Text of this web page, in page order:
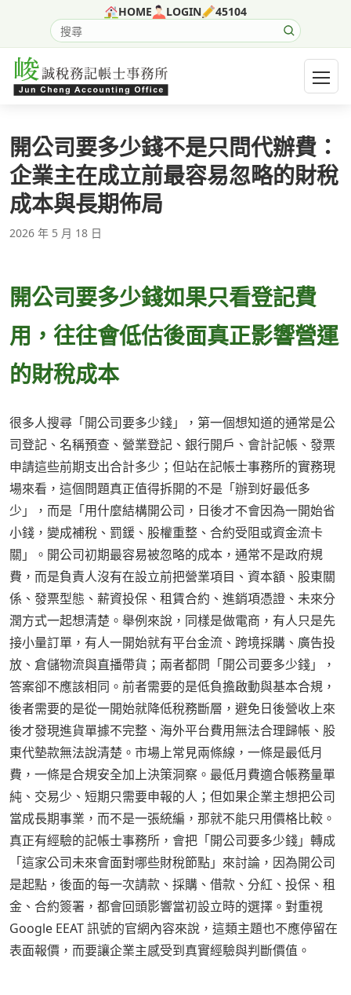
HOME LOGIN 45104
搜尋網站內容
開啟
開公司要多少錢不是只問代辦費：
企業主在成立前最容易忽略的財稅
成本與長期佈局
2026 年 5 月 18 日
開公司要多少錢如果只看登記費
用，往往會低估後面真正影響營運
的財稅成本
很多人搜尋「開公司要多少錢」，第一個想知道的通常是公
司登記、名稱預查、營業登記、銀行開戶、會計記帳、發票
申請這些前期支出合計多少；但站在記帳士事務所的實務現
場來看，這個問題真正值得拆開的不是「辦到好最低多
少」，而是「用什麼結構開公司，日後才不會因為一開始省
小錢，變成補稅、罰鍰、股權重整、合約受阻或資金流卡
關」。開公司初期最容易被忽略的成本，通常不是政府規
費，而是負責人沒有在設立前把營業項目、資本額、股東關
係、發票型態、薪資投保、租賃合約、進銷項憑證、未來分
潤方式一起想清楚。舉例來說，同樣是做電商，有人只是先
接小量訂單，有人一開始就有平台金流、跨境採購、廣告投
放、倉儲物流與直播帶貨；兩者都問「開公司要多少錢」，
答案卻不應該相同。前者需要的是低負擔啟動與基本合規，
後者需要的是從一開始就降低稅務斷層，避免日後營收上來
後才發現進貨單據不完整、海外平台費用無法合理歸帳、股
東代墊款無法說清楚。市場上常見兩條線，一條是最低月
費，一條是合規安全加上決策洞察。最低月費適合帳務量單
純、交易少、短期只需要申報的人；但如果企業主想把公司
當成長期事業，而不是一張統編，那就不能只用價格比較。
真正有經驗的記帳士事務所，會把「開公司要多少錢」轉成
「這家公司未來會面對哪些財稅節點」來討論，因為開公司
是起點，後面的每一次請款、採購、借款、分紅、投保、租
金、合約簽署，都會回頭影響當初設立時的選擇。對重視
Google EEAT 訊號的官網內容來說，這類主題也不應停留在
表面報價，而要讓企業主感受到真實經驗與判斷價值。